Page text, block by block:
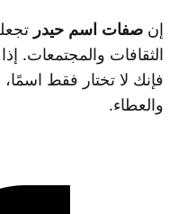
إن صفات اسم حيدر
الثقافات والمجتمعات.
فإنك لا تختار فقط
والعطاء.